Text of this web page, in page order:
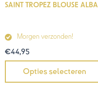
SAINT TROPEZ BLOUSE ALBA
Morgen verzonden!
€44,95
Opties selecteren